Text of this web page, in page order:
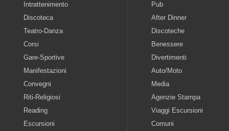
Intrattenimento
Discoteca
Teatro-Danza
Corsi
Gare-Sportive
Manifestazioni
Convegni
Riti-Religiosi
Reading
Escursioni
Pub
After Dinner
Discoteche
Benessere
Divertimenti
Auto/Moto
Media
Agenzie Stampa
Viaggi Escursioni
Comuni